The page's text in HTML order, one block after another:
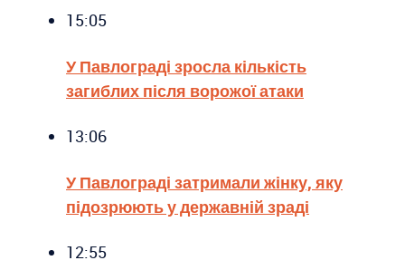
15:05
У Павлограді зросла кількість
загиблих після ворожої атаки
13:06
У Павлограді затримали жінку, яку
підозрюють у державній зраді
12:55